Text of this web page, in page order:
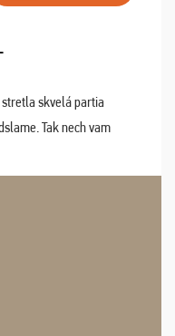
skvelá partia
Tak nech vam
veľa ta ...